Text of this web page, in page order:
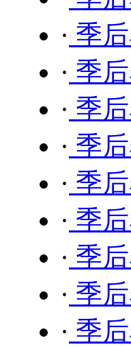
· 季
· 季
· 季
· 季
· 季
· 季
· 季
· 季
· 季